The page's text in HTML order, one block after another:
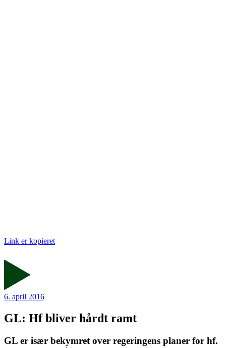
Link er kopieret
6. april 2016
GL: Hf bliver hårdt ramt
GL er især bekymret over regeringens planer for hf.